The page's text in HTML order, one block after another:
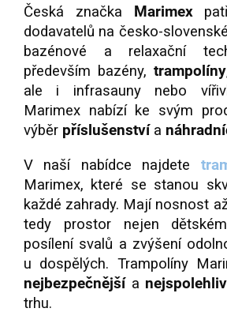
Česká značka Marimex
dodavatelů na česko-
bazénové a relaxační
především bazény, trampolíny
ale i infrasauny nebo
Marimex nabízí ke svým
výběr příslušenstvía
V naší nabídce najdete
Marimex, které se stanou
každé zahrady. Mají nosnost
tedy prostor nejen
posílení svalů a zvýšení
u dospělých. Trampolíny
nejbezpečnějšía
trhu.